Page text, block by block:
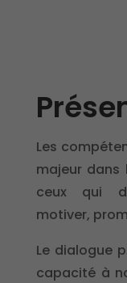
Les
majeur dans
ceux qui
motiver,
Le dialogue
capacité à